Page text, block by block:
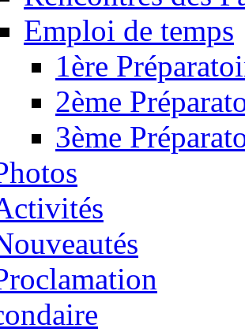
Emploi de temps
1ère
2ème
3ème